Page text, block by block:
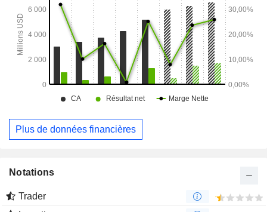
Plus de données financières
Notations
Trader